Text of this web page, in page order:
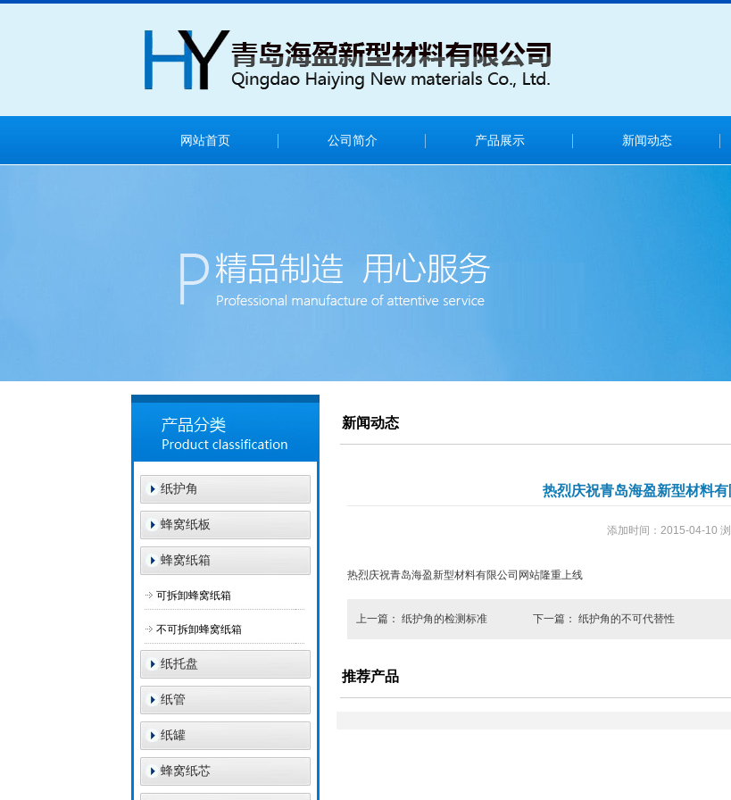
网站首页 公司简介 产品展示 新闻动态
纸护角
蜂窝纸板
蜂窝纸箱
可拆卸蜂窝纸箱
不可拆卸蜂窝纸箱
纸托盘
纸管
纸罐
蜂窝纸芯
新闻动态
热烈庆祝青岛海盈新型材料
添加时间：2015-04-10
热烈庆祝青岛海盈新型材料有限公司网站隆重上线
上一篇： 纸护角的检测标准 下一篇： 纸护角的不可代替性
推荐产品